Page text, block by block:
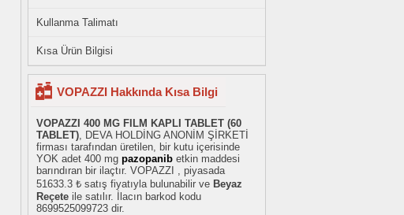
Kullanma Talimatı
Kısa Ürün Bilgisi
VOPAZZI Hakkında Kısa Bilgi
VOPAZZI 400 MG FILM KAPLI TABLET (60
TABLET) , DEVA HOLDİNG ANONİM ŞİRKETİ
firması tarafından üretilen, bir kutu içerisinde
YOK adet 400 mg pazopanib etkin maddesi
barındıran bir ilaçtır. VOPAZZI , piyasada
51633.3 ₺ satış fiyatıyla bulunabilir ve Beyaz
Reçete ile satılır. İlacın barkod kodu
8699525099723 dir.